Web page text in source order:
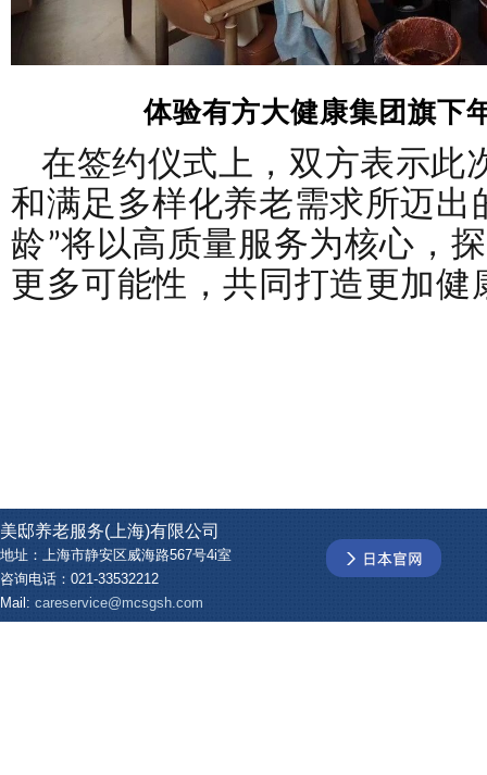
体验有方大健康集团旗下
在签约仪式上，双方表示此
和满足多样化养老需求所迈出
龄”将以高质量服务为核心，
更多可能性，共同打造更加
美邸养老服务(上海)有限公司
地址：上海市静安区威海路567号4i室
咨询电话：021-33532212
Mail: careservice@mcsgsh.com